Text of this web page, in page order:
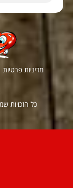
מדיניות פרטיות
כל הזכויות